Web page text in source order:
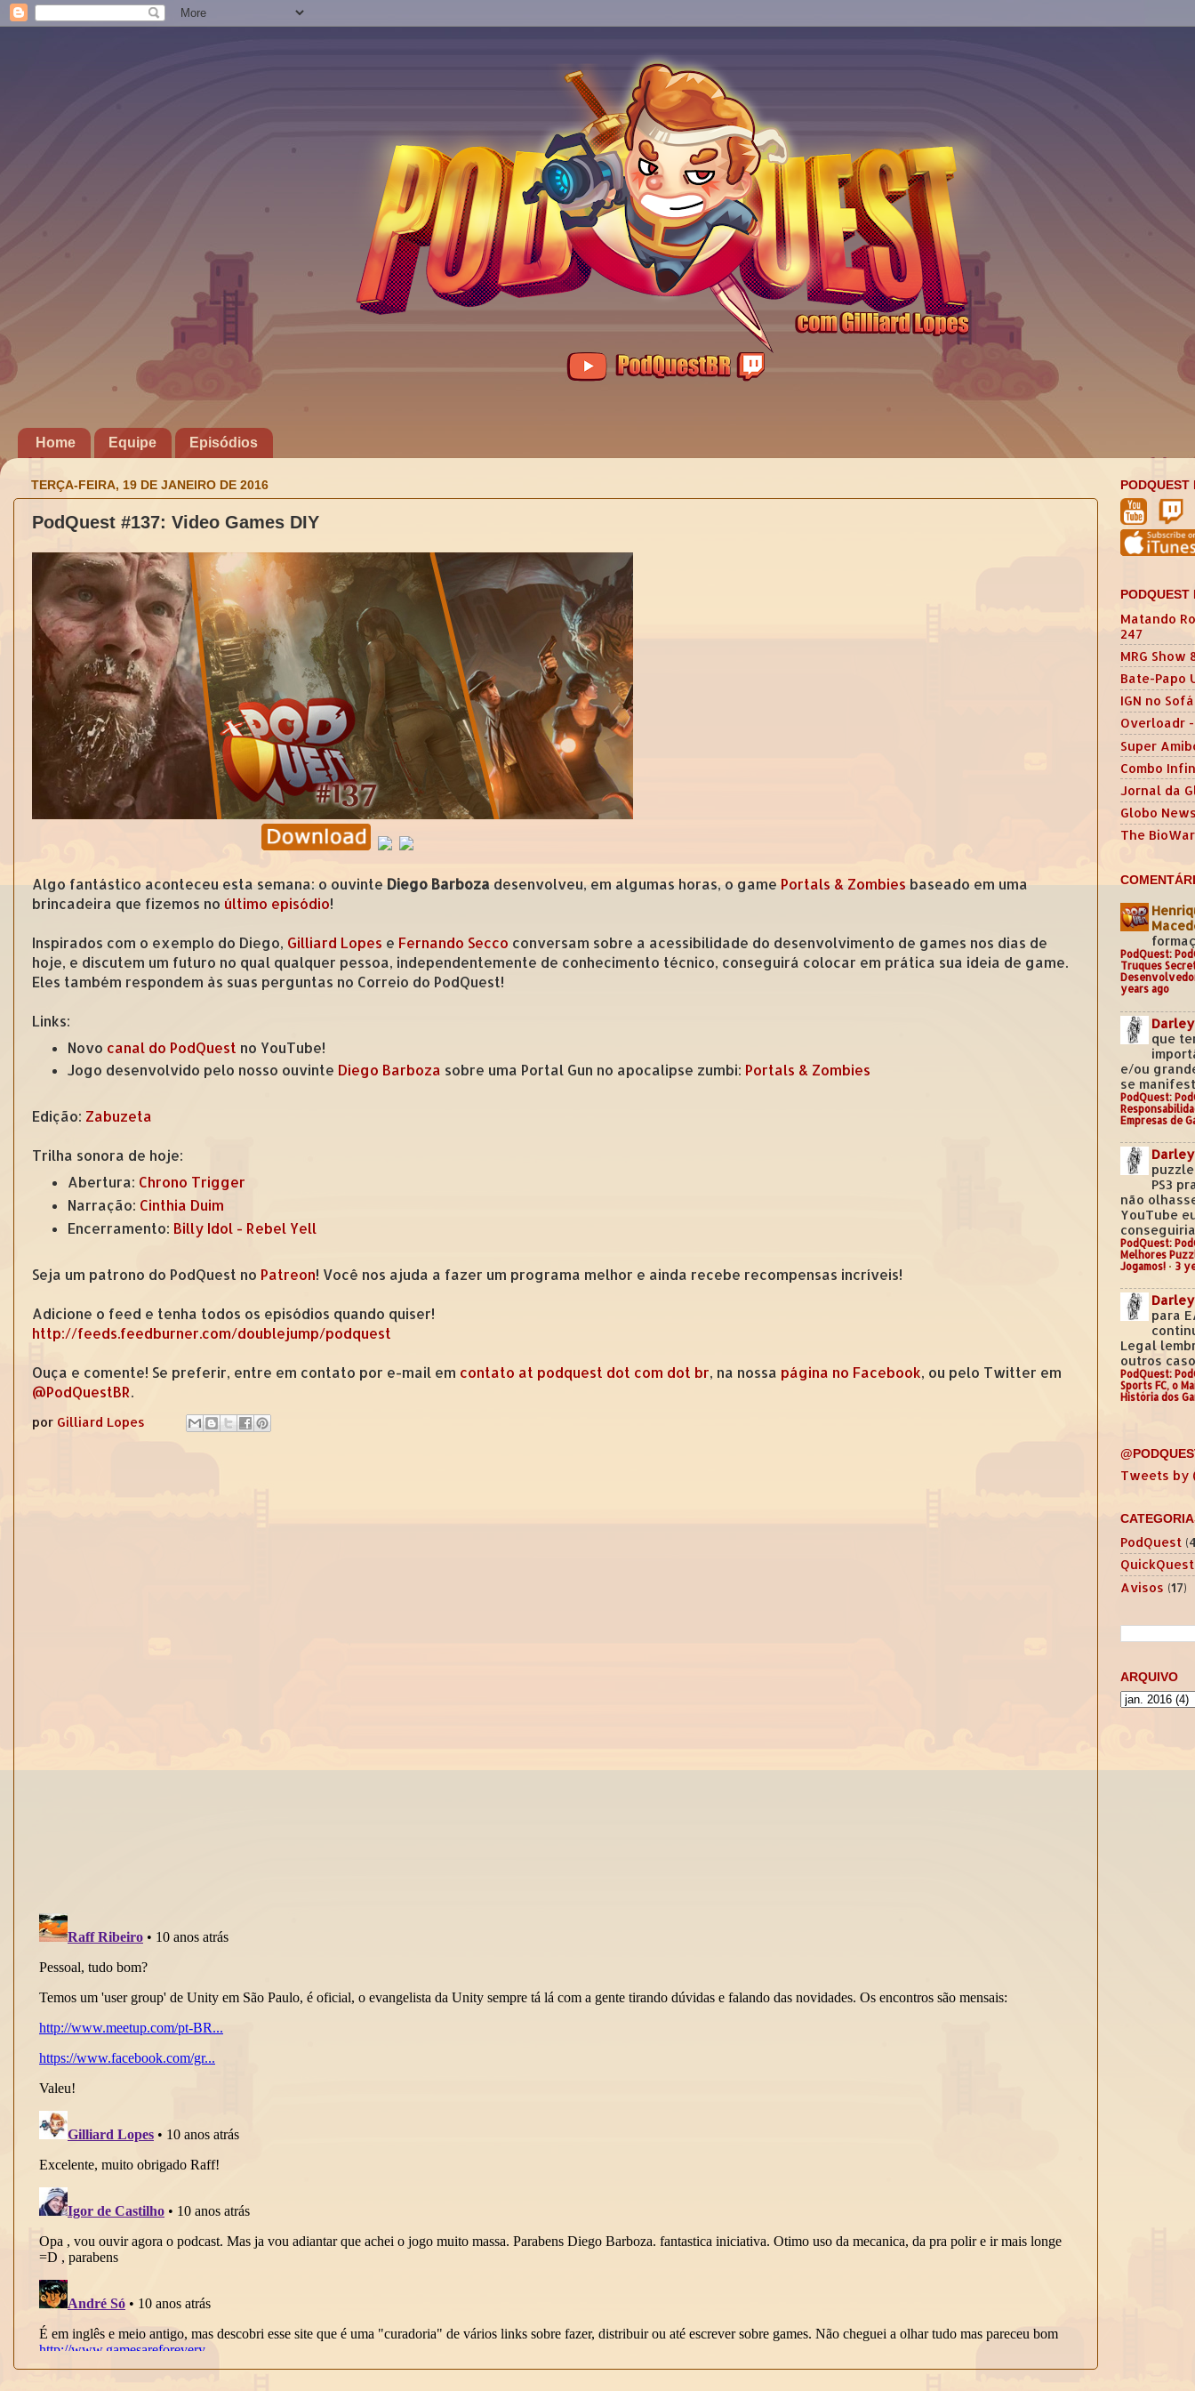
Home Equipe Episódios
TERÇA-FEIRA, 19 DE JANEIRO DE 2016
PodQuest #137: Video Games DIY
Algo fantástico aconteceu esta semana: o ouvinte Diego Barboza desenvolveu, em algumas horas, o game Portals & Zombies baseado em uma
brincadeira que fizemos no último episódio!
Inspirados com o exemplo do Diego, Gilliard Lopes e Fernando Secco conversam sobre a acessibilidade do desenvolvimento de games nos dias de
hoje, e discutem um futuro no qual qualquer pessoa, independentemente de conhecimento técnico, conseguirá colocar em prática sua ideia de game.
Eles também respondem às suas perguntas no Correio do PodQuest!
Links:
Novo canal do PodQuest no YouTube!
Jogo desenvolvido pelo nosso ouvinte Diego Barboza sobre uma Portal Gun no apocalipse zumbi: Portals & Zombies
Edição: Zabuzeta
Trilha sonora de hoje:
Abertura: Chrono Trigger
Narração: Cinthia Duim
Encerramento: Billy Idol - Rebel Yell
Seja um patrono do PodQuest no Patreon! Você nos ajuda a fazer um programa melhor e ainda recebe recompensas incríveis!
Adicione o feed e tenha todos os episódios quando quiser!
http://feeds.feedburner.com/doublejump/podquest
Ouça e comente! Se preferir, entre em contato por e-mail em contato at podquest dot com dot br, na nossa página no Facebook, ou pelo Twitter em
@PodQuestBR.
por Gilliard Lopes
PODQUEST
PODQUEST
Matando
247
MRG Show
Bate-Papo
IGN no Sofá
Overloadr
Super
Combo
Jornal da
Globo
The
PodQuest:
Truques
years ago
que
e/ou
se
PodQuest:
Empresas de
PS3
não
YouTube
PodQuest:
Melhores
Jogamos! · 3
para
Legal
outros
PodQuest:
Sports FC, o
História dos
Tweets by
PodQuest
QuickQuest
Avisos (17)
ARQUIVO